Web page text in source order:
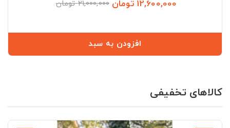
12,600,000 تومان 21,000,000 تومان
افزودن به سبد
کالاهای تخفیفی